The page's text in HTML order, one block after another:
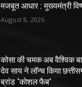
मजबूत आधार : मुख्यमंत्री
August 8, 2026
कोसा की चमक अब वैश्विक
देव साय ने लॉन्च किया
ब्रांड ‘कोशल फैब’